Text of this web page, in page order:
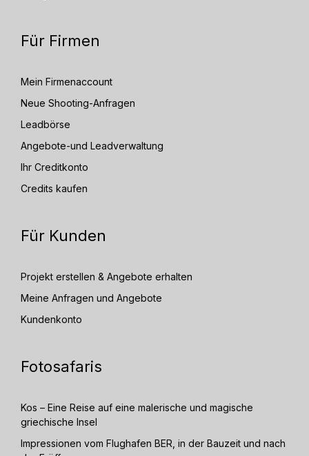
Für Firmen
Mein Firmenaccount
Neue Shooting-Anfragen
Leadbörse
Angebote-und Leadverwaltung
Ihr Creditkonto
Credits kaufen
Für Kunden
Projekt erstellen & Angebote erhalten
Meine Anfragen und Angebote
Kundenkonto
Fotosafaris
Kos – Eine Reise auf eine malerische und magische
griechische Insel
Impressionen vom Flughafen BER, in der Bauzeit und nach